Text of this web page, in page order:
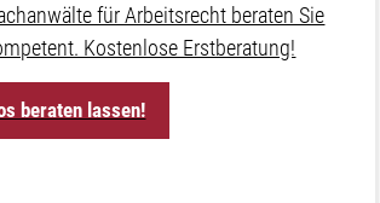
für Arbeitsrecht beraten Sie
Kostenlose Erstberatung!
beraten lassen!